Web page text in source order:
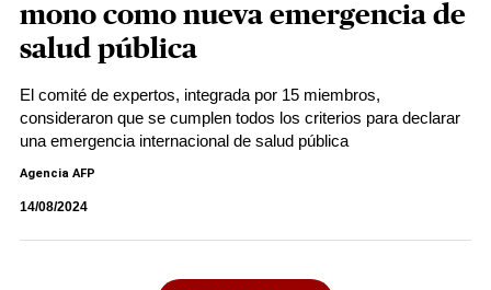
mono como nueva emergencia de
salud pública
El comité de expertos, integrada por 15 miembros,
consideraron que se cumplen todos los criterios para declarar
una emergencia internacional de salud pública
Agencia AFP
14/08/2024